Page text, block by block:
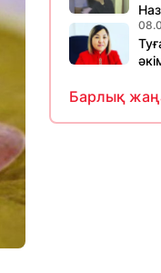
Барлық